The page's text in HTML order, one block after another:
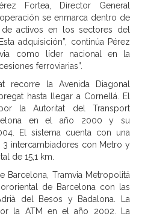
Fortea, Director General
se enmarca dentro de
activos en los sectores del
adquisición”, continúa Pérez
como líder nacional en la
ferroviarias”.
recorre la Avenida Diagonal
hasta llegar a Cornellá. El
la Autoritat del Transport
en el año 2000 y su
El sistema cuenta con una
3 intercambiadores con Metro y
de 15,1 km.
Barcelona, Tramvia Metropolitá
de Barcelona con las
del Besos y Badalona. La
la ATM en el año 2002. La